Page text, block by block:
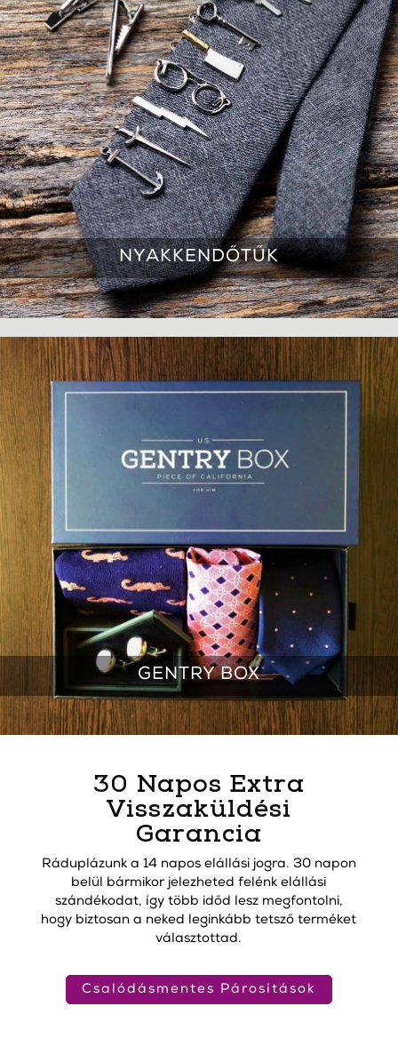
NYAKKENDŐTŰK
GENTRY BOX
30 Napos Extra
Visszaküldési
Garancia
Ráduplázunk a 14 napos elállási jogra. 30 napon
belül bármikor jelezheted felénk elállási
szándékodat, így több időd lesz megfontolni,
hogy biztosan a neked leginkább tetsző terméket
választottad.
Csalódásmentes Párosítások